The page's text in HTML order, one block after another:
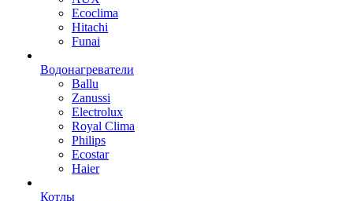
Ecoclima
Hitachi
Funai
Водонагреватели
Ballu
Zanussi
Electrolux
Royal Clima
Philips
Ecostar
Haier
Котлы